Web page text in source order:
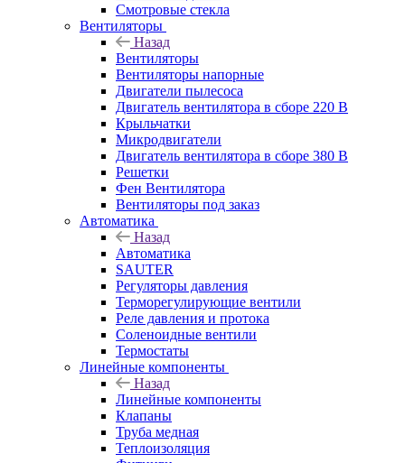
Смотровые стекла
Вентиляторы
Назад
Вентиляторы
Вентиляторы напорные
Двигатели пылесоса
Двигатель вентилятора в сборе 220 В
Крыльчатки
Микродвигатели
Двигатель вентилятора в сборе 380 В
Решетки
Фен Вентилятора
Вентиляторы под заказ
Автоматика
Назад
Автоматика
SAUTER
Регуляторы давления
Терморегулирующие вентили
Реле давления и протока
Соленоидные вентили
Термостаты
Линейные компоненты
Назад
Линейные компоненты
Клапаны
Труба медная
Теплоизоляция